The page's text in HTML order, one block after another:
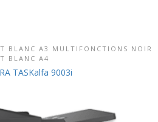
CE PRODUIT
BLANC A3 MULTIFONCTIONS NOIR
BLANC A4
TASKalfa 9003i